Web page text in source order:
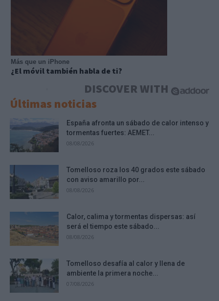
Más que un iPhone
¿El móvil también habla de ti?
DISCOVER WITH
Últimas noticias
España afronta un sábado de calor intenso y
tormentas fuertes: AEMET...
08/08/2026
Tomelloso roza los 40 grados este sábado
con aviso amarillo por...
08/08/2026
Calor, calima y tormentas dispersas: así
será el tiempo este sábado...
08/08/2026
Tomelloso desafía al calor y llena de
ambiente la primera noche...
07/08/2026